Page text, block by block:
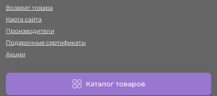
Возврат товара
Карта сайта
Производители
Подарочные сертификаты
Акции
Каталог товаров